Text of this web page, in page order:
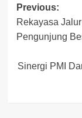
Post
Previous:
Rekayasa
Pengunjung
Sinergi PMI